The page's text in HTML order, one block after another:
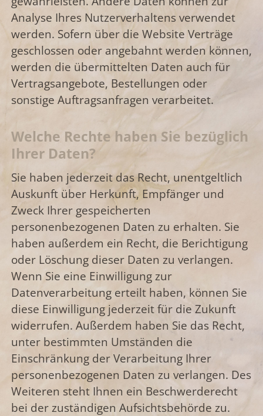
Analyse Ihres Nutzerverhaltens verwendet
werden. Sofern über die Website Verträge
geschlossen oder angebahnt werden können,
werden die übermittelten Daten auch für
Vertragsangebote, Bestellungen oder
sonstige Auftragsanfragen verarbeitet.
Welche Rechte haben Sie bezüglich
Ihrer Daten?
Sie haben jederzeit das Recht, unentgeltlich
Auskunft über Herkunft, Empfänger und
Zweck Ihrer gespeicherten
personenbezogenen Daten zu erhalten. Sie
haben außerdem ein Recht, die Berichtigung
oder Löschung dieser Daten zu verlangen.
Wenn Sie eine Einwilligung zur
Datenverarbeitung erteilt haben, können Sie
diese Einwilligung jederzeit für die Zukunft
widerrufen. Außerdem haben Sie das Recht,
unter bestimmten Umständen die
Einschränkung der Verarbeitung Ihrer
personenbezogenen Daten zu verlangen. Des
Weiteren steht Ihnen ein Beschwerderecht
bei der zuständigen Aufsichtsbehörde zu.